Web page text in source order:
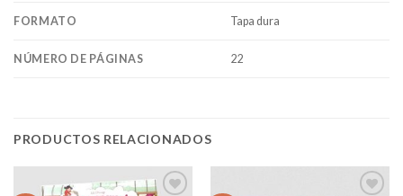
FORMATO Tapa dura
NÚMERO DE PÁGINAS 22
PRODUCTOS RELACIONADOS